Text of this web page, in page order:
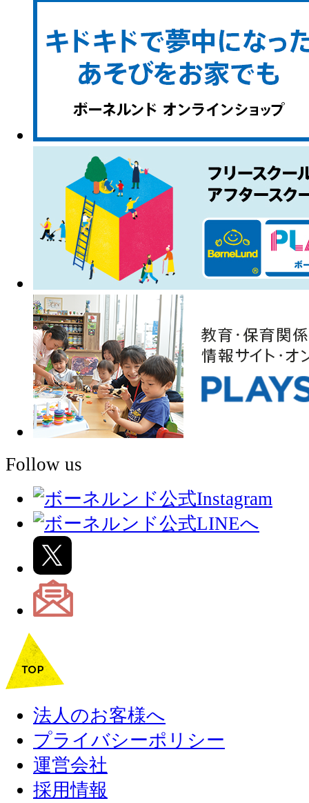
Follow us
法人のお客様へ
プライバシーポリシー
運営会社
採用情報